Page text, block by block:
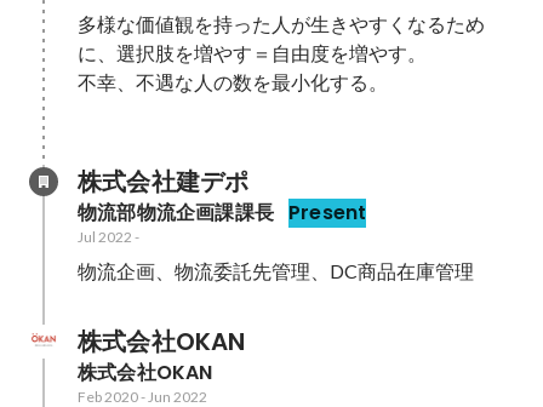
多様な価値観を持った人が生きやすくなるため
に、選択肢を増やす＝自由度を増やす。
不幸、不遇な人の数を最小化する。
株式会社建デポ
物流部物流企画課課長 Present
Jul 2022 -
物流企画、物流委託先管理、DC商品在庫管理
株式会社OKAN
株式会社OKAN
Feb 2020-Jun 2022